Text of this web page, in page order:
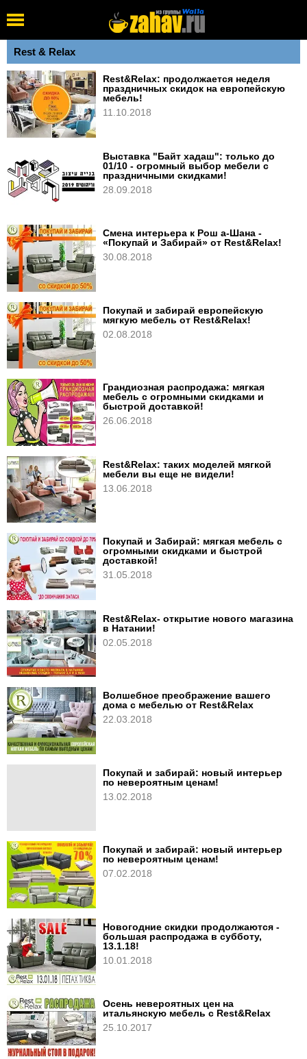
Rest & Relax
Rest&Relax: продолжается неделя
праздничных скидок на европейскую
мебель!
11.10.2018
Выставка "Байт хадаш": только до
01/10 - огромный выбор мебели с
праздничными скидками!
28.09.2018
Смена интерьера к Рош а-Шана -
«Покупай и Забирай» от Rest&Relax!
30.08.2018
Покупай и забирай европейскую
мягкую мебель от Rest&Relax!
02.08.2018
Грандиозная распродажа: мягкая
мебель с огромными скидками и
быстрой доставкой!
26.06.2018
Rest&Relax: таких моделей мягкой
мебели вы еще не видели!
13.06.2018
Покупай и Забирай: мягкая мебель с
огромными скидками и быстрой
доставкой!
31.05.2018
Rest&Relax- открытие нового магазина
в Натании!
02.05.2018
Волшебное преображение вашего
дома с мебелью от Rest&Relax
22.03.2018
Покупай и забирай: новый интерьер
по невероятным ценам!
13.02.2018
Покупай и забирай: новый интерьер
по невероятным ценам!
07.02.2018
Новогодние скидки продолжаются -
большая распродажа в субботу,
13.1.18!
10.01.2018
Осень невероятных цен на
итальянскую мебель с Rest&Relax
25.10.2017